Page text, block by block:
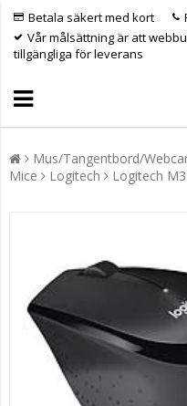
Betala säkert med kort
Vår målsättning är att
tillgängliga för leverans
Mus/Tangentbord/
Mice
Logitech Logitech